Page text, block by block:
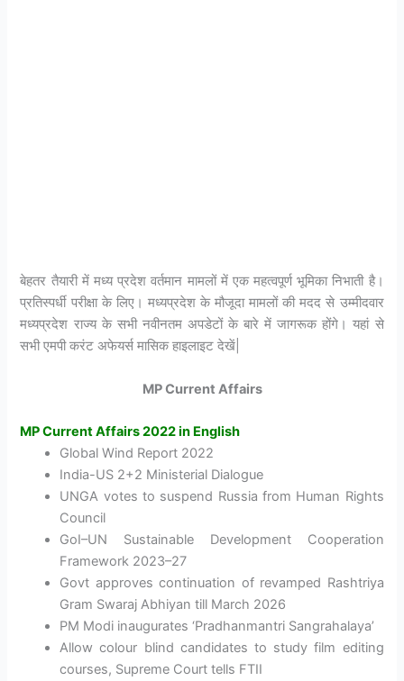
बेहतर तैयारी में मध्य प्रदेश वर्तमान मामलों में एक महत्वपूर्ण भूमिका निभाती है।
प्रतिस्पर्धी परीक्षा के लिए। मध्यप्रदेश के मौजूदा मामलों की मदद से उम्मीदवार
मध्यप्रदेश राज्य के सभी नवीनतम अपडेटों के बारे में जागरूक होंगे। यहां से
सभी एमपी करंट अफेयर्स मासिक हाइलाइट देखें|
MP Current Affairs
MP Current Affairs 2022 in English
Global Wind Report 2022
India-US 2+2 Ministerial Dialogue
UNGA votes to suspend Russia from Human Rights
Council
GoI–UN Sustainable Development Cooperation
Framework 2023–27
Govt approves continuation of revamped Rashtriya
Gram Swaraj Abhiyan till March 2026
PM Modi inaugurates ‘Pradhanmantri Sangrahalaya’
Allow colour blind candidates to study film editing
courses, Supreme Court tells FTII